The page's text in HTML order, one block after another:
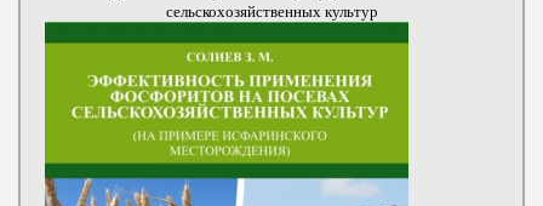
сельскохозяйственных культур